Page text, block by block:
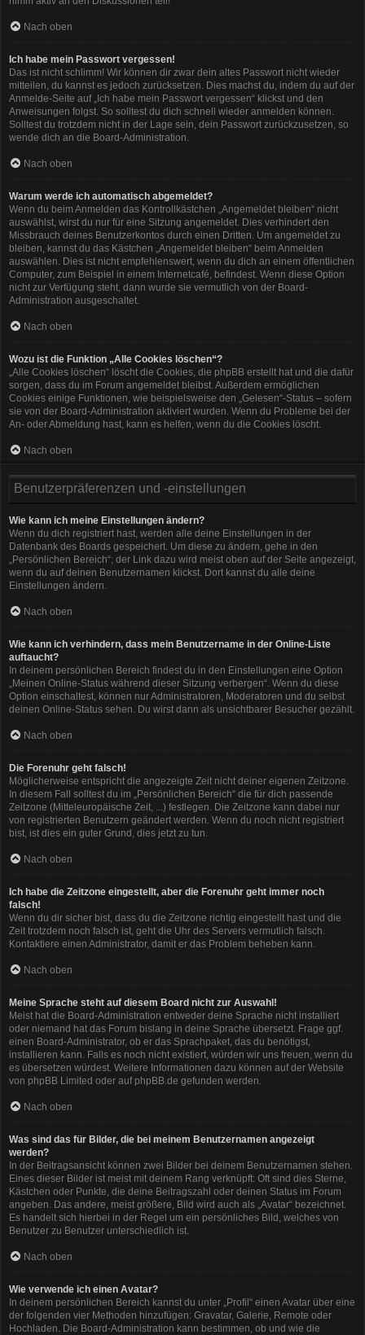
Nach oben
Ich habe mein Passwort vergessen!
Das ist nicht schlimm! Wir können dir zwar dein altes Passwort nicht wieder
mitteilen, du kannst es jedoch zurücksetzen. Dies machst du, indem du auf der
Anmelde-Seite auf „Ich habe mein Passwort vergessen“ klickst und den
Anweisungen folgst. So solltest du dich schnell wieder anmelden können.
Solltest du trotzdem nicht in der Lage sein, dein Passwort zurückzusetzen, so
wende dich an die Board-Administration.
Nach oben
Warum werde ich automatisch abgemeldet?
Wenn du beim Anmelden das Kontrollkästchen „Angemeldet bleiben“ nicht
auswählst, wirst du nur für eine Sitzung angemeldet. Dies verhindert den
Missbrauch deines Benutzerkontos durch einen Dritten. Um angemeldet zu
bleiben, kannst du das Kästchen „Angemeldet bleiben“ beim Anmelden
auswählen. Dies ist nicht empfehlenswert, wenn du dich an einem öffentlichen
Computer, zum Beispiel in einem Internetcafé, befindest. Wenn diese Option
nicht zur Verfügung steht, dann wurde sie vermutlich von der Board-
Administration ausgeschaltet.
Nach oben
Wozu ist die Funktion „Alle Cookies löschen“?
„Alle Cookies löschen“ löscht die Cookies, die phpBB erstellt hat und die dafür
sorgen, dass du im Forum angemeldet bleibst. Außerdem ermöglichen
Cookies einige Funktionen, wie beispielsweise den „Gelesen“-Status – sofern
sie von der Board-Administration aktiviert wurden. Wenn du Probleme bei der
An- oder Abmeldung hast, kann es helfen, wenn du die Cookies löscht.
Nach oben
Benutzerpräferenzen und -einstellungen
Wie kann ich meine Einstellungen ändern?
Wenn du dich registriert hast, werden alle deine Einstellungen in der
Datenbank des Boards gespeichert. Um diese zu ändern, gehe in den
„Persönlichen Bereich“; der Link dazu wird meist oben auf der Seite angezeigt,
wenn du auf deinen Benutzernamen klickst. Dort kannst du alle deine
Einstellungen ändern.
Nach oben
Wie kann ich verhindern, dass mein Benutzername in der Online-Liste
auftaucht?
In deinem persönlichen Bereich findest du in den Einstellungen eine Option
„Meinen Online-Status während dieser Sitzung verbergen“. Wenn du diese
Option einschaltest, können nur Administratoren, Moderatoren und du selbst
deinen Online-Status sehen. Du wirst dann als unsichtbarer Besucher gezählt.
Nach oben
Die Forenuhr geht falsch!
Möglicherweise entspricht die angezeigte Zeit nicht deiner eigenen Zeitzone.
In diesem Fall solltest du im „Persönlichen Bereich“ die für dich passende
Zeitzone (Mitteleuropäische Zeit, ...) festlegen. Die Zeitzone kann dabei nur
von registrierten Benutzern geändert werden. Wenn du noch nicht registriert
bist, ist dies ein guter Grund, dies jetzt zu tun.
Nach oben
Ich habe die Zeitzone eingestellt, aber die Forenuhr geht immer noch
falsch!
Wenn du dir sicher bist, dass du die Zeitzone richtig eingestellt hast und die
Zeit trotzdem noch falsch ist, geht die Uhr des Servers vermutlich falsch.
Kontaktiere einen Administrator, damit er das Problem beheben kann.
Nach oben
Meine Sprache steht auf diesem Board nicht zur Auswahl!
Meist hat die Board-Administration entweder deine Sprache nicht installiert
oder niemand hat das Forum bislang in deine Sprache übersetzt. Frage ggf.
einen Board-Administrator, ob er das Sprachpaket, das du benötigst,
installieren kann. Falls es noch nicht existiert, würden wir uns freuen, wenn du
es übersetzen würdest. Weitere Informationen dazu können auf der Website
von phpBB Limited oder auf phpBB.de gefunden werden.
Nach oben
Was sind das für Bilder, die bei meinem Benutzernamen angezeigt
werden?
In der Beitragsansicht können zwei Bilder bei deinem Benutzernamen stehen.
Eines dieser Bilder ist meist mit deinem Rang verknüpft: Oft sind dies Sterne,
Kästchen oder Punkte, die deine Beitragszahl oder deinen Status im Forum
angeben. Das andere, meist größere, Bild wird auch als „Avatar“ bezeichnet.
Es handelt sich hierbei in der Regel um ein persönliches Bild, welches von
Benutzer zu Benutzer unterschiedlich ist.
Nach oben
Wie verwende ich einen Avatar?
In deinem persönlichen Bereich kannst du unter „Profil“ einen Avatar über eine
der folgenden vier Methoden hinzufügen: Gravatar, Galerie, Remote oder
Hochladen. Die Board-Administration kann bestimmen, ob und wie die